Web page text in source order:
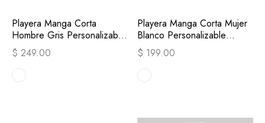
Playera Manga Corta
Hombre Gris Personalizable
Escudo
$ 249.00
Playera Manga Corta Mujer
Blanco Personalizable
Escudo
$ 199.00